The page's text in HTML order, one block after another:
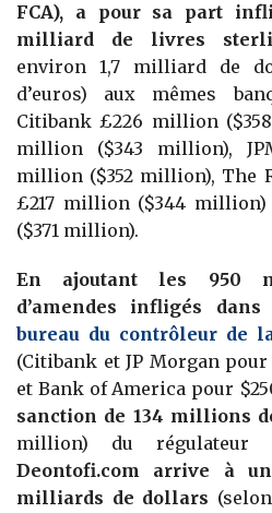
FCA), a pour sa part
milliard de livres
environ 1,7 milliard de
d’euros) aux mêmes
Citibank £226 million
million ($343 million),
million ($352 million), The
£217 million ($344 million)
($371 million).
En ajoutant les 950
d’amendes infligés
bureau du contrôleur de
(Citibank et JP Morgan
et Bank of America pour
sanction de 134 millions
million) du régulateur
Deontofi.com arrive à
milliards de dollars